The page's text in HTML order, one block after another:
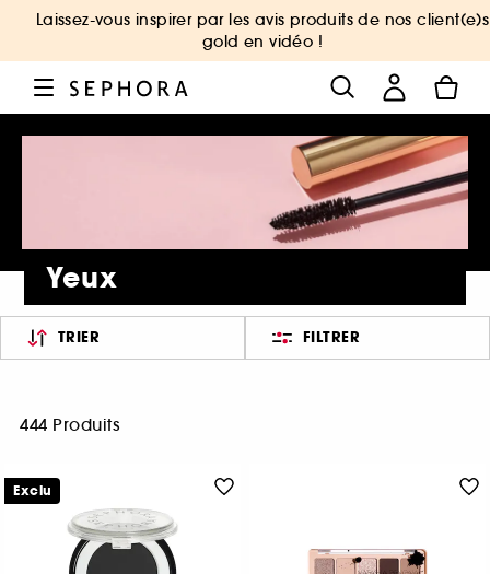
Laissez-vous inspirer par les avis produits de nos client(e)s
gold en vidéo !
Yeux
TRIER FILTRER
444 Produits
Exclu